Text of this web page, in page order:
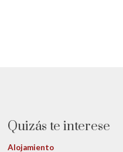
Quizás te interese
Alojamiento